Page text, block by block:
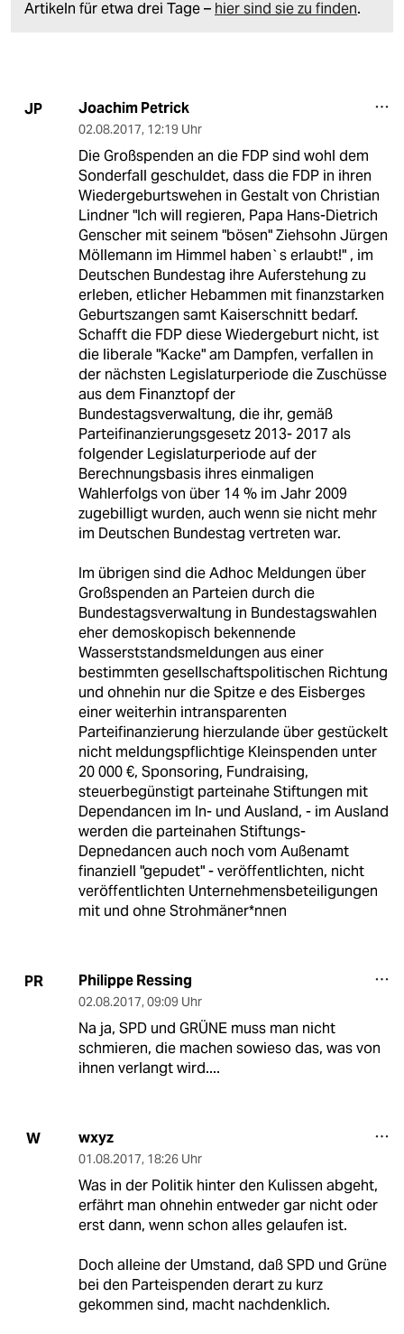
Artikeln für etwa drei Tage – hier sind sie zu finden.
JP Joachim Petrick
02.08.2017, 12:19 Uhr
Die Großspenden an die FDP sind wohl dem
Sonderfall geschuldet, dass die FDP in ihren
Wiedergeburtswehen in Gestalt von Christian
Lindner "Ich will regieren, Papa Hans-Dietrich
Genscher mit seinem "bösen" Ziehsohn Jürgen
Möllemann im Himmel haben`s erlaubt!" , im
Deutschen Bundestag ihre Auferstehung zu
erleben, etlicher Hebammen mit finanzstarken
Geburtszangen samt Kaiserschnitt bedarf.
Schafft die FDP diese Wiedergeburt nicht, ist
die liberale "Kacke" am Dampfen, verfallen in
der nächsten Legislaturperiode die Zuschüsse
aus dem Finanztopf der
Bundestagsverwaltung, die ihr, gemäß
Parteifinanzierungsgesetz 2013- 2017 als
folgender Legislaturperiode auf der
Berechnungsbasis ihres einmaligen
Wahlerfolgs von über 14 % im Jahr 2009
zugebilligt wurden, auch wenn sie nicht mehr
im Deutschen Bundestag vertreten war.
Im übrigen sind die Adhoc Meldungen über
Großspenden an Parteien durch die
Bundestagsverwaltung in Bundestagswahlen
eher demoskopisch bekennende
Wasserststandsmeldungen aus einer
bestimmten gesellschaftspolitischen Richtung
und ohnehin nur die Spitze e des Eisberges
einer weiterhin intransparenten
Parteifinanzierung hierzulande über gestückelt
nicht meldungspflichtige Kleinspenden unter
20 000 €, Sponsoring, Fundraising,
steuerbegünstigt parteinahe Stiftungen mit
Dependancen im In- und Ausland, - im Ausland
werden die parteinahen Stiftungs-
Depnedancen auch noch vom Außenamt
finanziell "gepudet" - veröffentlichten, nicht
veröffentlichten Unternehmensbeteiligungen
mit und ohne Strohmäner*nnen
PR Philippe Ressing
02.08.2017, 09:09 Uhr
Na ja, SPD und GRÜNE muss man nicht
schmieren, die machen sowieso das, was von
ihnen verlangt wird....
W wxyz
01.08.2017, 18:26 Uhr
Was in der Politik hinter den Kulissen abgeht,
erfährt man ohnehin entweder gar nicht oder
erst dann, wenn schon alles gelaufen ist.
Doch alleine der Umstand, daß SPD und Grüne
bei den Parteispenden derart zu kurz
gekommen sind, macht nachdenklich.